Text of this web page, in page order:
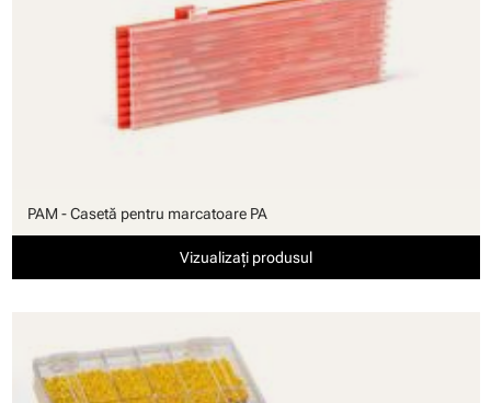
PAM - Casetă pentru marcatoare PA
Vizualizați produsul